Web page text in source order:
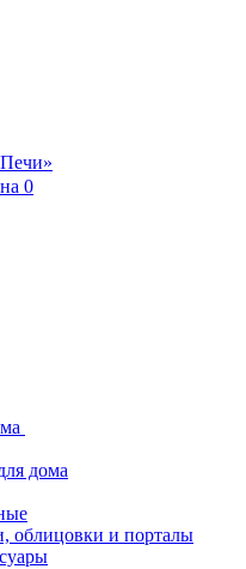
0
дома
облицовки и порталы